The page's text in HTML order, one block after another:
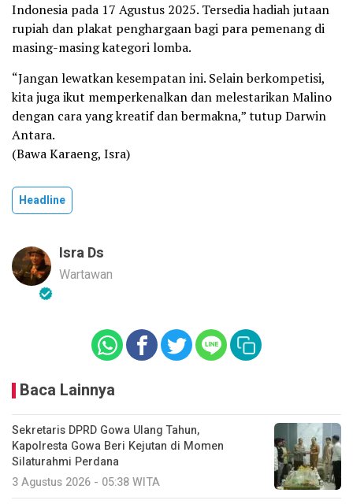
Indonesia pada 17 Agustus 2025. Tersedia hadiah jutaan
rupiah dan plakat penghargaan bagi para pemenang di
masing-masing kategori lomba.
“Jangan lewatkan kesempatan ini. Selain berkompetisi,
kita juga ikut memperkenalkan dan melestarikan Malino
dengan cara yang kreatif dan bermakna,” tutup Darwin
Antara.
(Bawa Karaeng, Isra)
Headline
Isra Ds
Wartawan
Baca Lainnya
Sekretaris DPRD Gowa Ulang Tahun,
Kapolresta Gowa Beri Kejutan di Momen
Silaturahmi Perdana
3 Agustus 2026 - 05:38 WITA